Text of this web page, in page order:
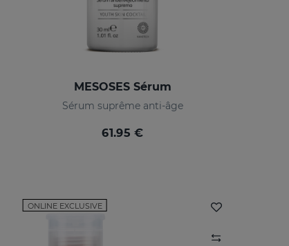
MESOSES Sérum
Sérum suprême anti-âge
61.95 €
ONLINE EXCLUSIVE